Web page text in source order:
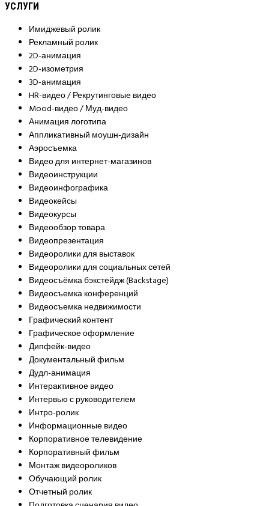
УСЛУГИ
Имиджевый ролик
Рекламный ролик
2D-анимация
2D-изометрия
3D-анимация
HR-видео / Рекрутинговые видео
Mood-видео / Муд-видео
Анимация логотипа
Аппликативный моушн-дизайн
Аэросъемка
Видео для интернет-магазинов
Видеоинструкции
Видеоинфографика
Видеокейсы
Видеокурсы
Видеообзор товара
Видеопрезентация
Видеоролики для выставок
Видеоролики для социальных сетей
Видеосъёмка бэкстейдж (Backstage)
Видеосъемка конференций
Видеосъемка недвижимости
Графический контент
Графическое оформление
Дипфейк-видео
Документальный фильм
Дудл-анимация
Интерактивное видео
Интервью с руководителем
Интро-ролик
Информационные видео
Корпоративное телевидение
Корпоративный фильм
Монтаж видеороликов
Обучающий ролик
Отчетный ролик